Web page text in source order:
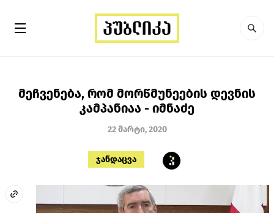
მეჩვენება, რომ მორწმუნეების დევნის
კამპანიაა - იმნაძე
22 მარტი, 2020
ჯანდაცვა